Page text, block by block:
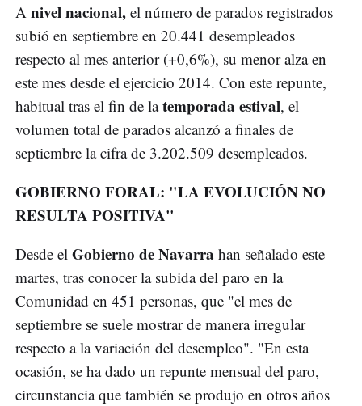
A nivel nacional, el número de parados registrados
subió en septiembre en 20.441 desempleados
respecto al mes anterior (+0,6%), su menor alza en
este mes desde el ejercicio 2014. Con este repunte,
habitual tras el fin de latemporada estival, el
volumen total de parados alcanzó a finales de
septiembre la cifra de 3.202.509 desempleados.
GOBIERNO FORAL: "LA EVOLUCIÓN NO
RESULTA POSITIVA"
Desde el Gobierno de Navarra han señalado este
martes, tras conocer la subida del paro en la
Comunidad en 451 personas, que "el mes de
septiembre se suele mostrar de manera irregular
respecto a la variación del desempleo". "En esta
ocasión, se ha dado un repunte mensual del paro,
circunstancia que también se produjo en otros años